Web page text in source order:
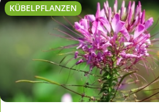
KÜBELPFLANZEN